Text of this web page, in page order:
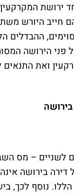
ירושת
חייב היורש
ההבדלים
פני הירושה
ואת
לשניים – מס
בירושה
נוסף לכך,